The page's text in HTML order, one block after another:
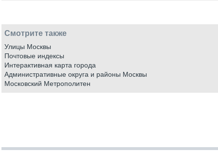
Смотрите также
Улицы Москвы
Почтовые индексы
Интерактивная карта города
Административные округа и районы Москвы
Московский Метрополитен